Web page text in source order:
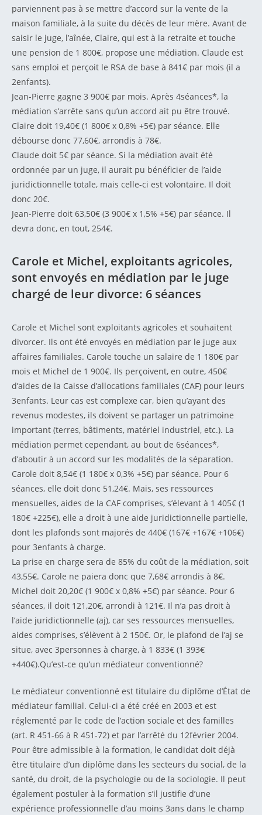
parviennent pas à se mettre d’accord sur la vente de la
maison familiale, à la suite du décès de leur mère. Avant de
saisir le juge, l’aînée, Claire, qui est à la retraite et touche
une pension de 1 800€, propose une médiation. Claude est
sans emploi et perçoit le RSA de base à 841€ par mois (il a
2enfants).
Jean-Pierre gagne 3 900€ par mois. Après 4séances*, la
médiation s’arrête sans qu’un accord ait pu être trouvé.
Claire doit 19,40€ (1 800€ x 0,8% +5€) par séance. Elle
débourse donc 77,60€, arrondis à 78€.
Claude doit 5€ par séance. Si la médiation avait été
ordonnée par un juge, il aurait pu bénéficier de l’aide
juridictionnelle totale, mais celle-ci est volontaire. Il doit
donc 20€.
Jean-Pierre doit 63,50€ (3 900€ x 1,5% +5€) par séance. Il
devra donc, en tout, 254€.
Carole et Michel, exploitants agricoles,
sont envoyés en médiation par le juge
chargé de leur divorce: 6 séances
Carole et Michel sont exploitants agricoles et souhaitent
divorcer. Ils ont été envoyés en médiation par le juge aux
affaires familiales. Carole touche un salaire de 1 180€ par
mois et Michel de 1 900€. Ils perçoivent, en outre, 450€
d’aides de la Caisse d’allocations familiales (CAF) pour leurs
3enfants. Leur cas est complexe car, bien qu’ayant des
revenus modestes, ils doivent se partager un patrimoine
important (terres, bâtiments, matériel industriel, etc.). La
médiation permet cependant, au bout de 6séances*,
d’aboutir à un accord sur les modalités de la séparation.
Carole doit 8,54€ (1 180€ x 0,3% +5€) par séance. Pour 6
séances, elle doit donc 51,24€. Mais, ses ressources
mensuelles, aides de la CAF comprises, s’élevant à 1 405€ (1
180€ +225€), elle a droit à une aide juridictionnelle partielle,
dont les plafonds sont majorés de 440€ (167€ +167€ +106€)
pour 3enfants à charge.
La prise en charge sera de 85% du coût de la médiation, soit
43,55€. Carole ne paiera donc que 7,68€ arrondis à 8€.
Michel doit 20,20€ (1 900€ x 0,8% +5€) par séance. Pour 6
séances, il doit 121,20€, arrondi à 121€. Il n’a pas droit à
l’aide juridictionnelle (aj), car ses ressources mensuelles,
aides comprises, s’élèvent à 2 150€. Or, le plafond de l’aj se
situe, avec 3personnes à charge, à 1 833€ (1 393€
+440€).Qu’est-ce qu’un médiateur conventionné?
Le médiateur conventionné est titulaire du diplôme d’État de
médiateur familial. Celui-ci a été créé en 2003 et est
réglementé par le code de l’action sociale et des familles
(art. R 451-66 à R 451-72) et par l’arrêté du 12février 2004.
Pour être admissible à la formation, le candidat doit déjà
être titulaire d’un diplôme dans les secteurs du social, de la
santé, du droit, de la psychologie ou de la sociologie. Il peut
également postuler à la formation s’il justifie d’une
expérience professionnelle d’au moins 3ans dans le champ